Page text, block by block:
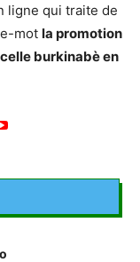
ligne qui traite de
mot la promotion
burkinabè en